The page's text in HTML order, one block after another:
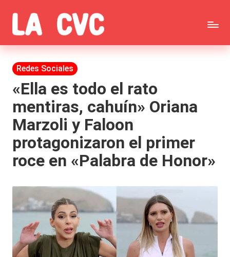
Saltar
al
contenido
C
o
p
u
c
h
a
s
y
F
ar
á
Todas
las
noticias
de
la
farándula,
Realitys,
Brava,
Gran
Hermano
Publicada
Redes Sociales
«Ella es todo el rato
mentiras, cahuín» Oriana
Marzoli y Faloon
protagonizaron el primer
roce en «Palabra de Honor»